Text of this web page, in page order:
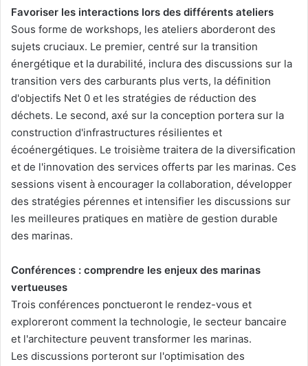
Favoriser les interactions lors des différents ateliers
Sous forme de workshops, les ateliers aborderont des
sujets cruciaux. Le premier, centré sur la transition
énergétique et la durabilité, inclura des discussions sur la
transition vers des carburants plus verts, la définition
d'objectifs Net 0 et les stratégies de réduction des
déchets. Le second, axé sur la conception portera sur la
construction d'infrastructures résilientes et
écoénergétiques. Le troisième traitera de la diversification
et de l'innovation des services offerts par les marinas. Ces
sessions visent à encourager la collaboration, développer
des stratégies pérennes et intensifier les discussions sur
les meilleures pratiques en matière de gestion durable
des marinas.
Conférences : comprendre les enjeux des marinas
vertueuses
Trois conférences ponctueront le rendez-vous et
exploreront comment la technologie, le secteur bancaire
et l'architecture peuvent transformer les marinas.
Les discussions porteront sur l'optimisation des